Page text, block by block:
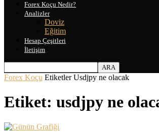
Forex Koçu Nedir?
Analizler
Doviz
Eğitim
Hesap Çeşitleri
İletişim
Forex Koçu Etiketler Usdjpy ne olacak
Etiket: usdjpy ne